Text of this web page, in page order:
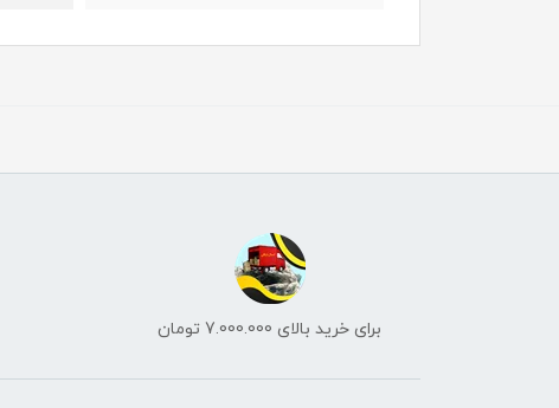
برای خرید بالای 7.000.000 تومان